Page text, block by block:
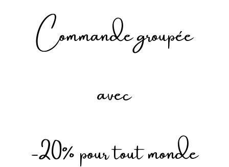
Commande groupée
avec
-20% pour tout monde